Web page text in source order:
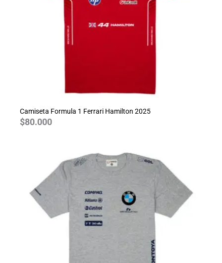
Camiseta Formula 1 Ferrari Hamilton 2025
$80.000